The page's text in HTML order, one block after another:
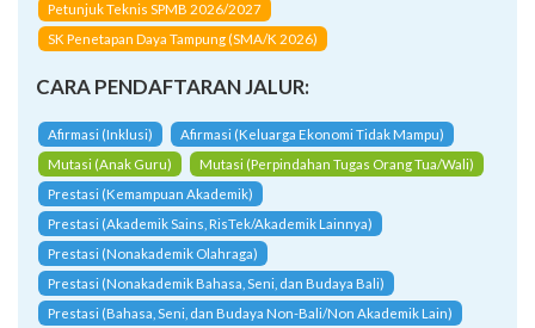
Petunjuk Teknis SPMB 2026/2027
SK Penetapan Daya Tampung (SMA/K 2026)
CARA PENDAFTARAN JALUR:
Afirmasi (Inklusi)
Afirmasi (Keluarga Ekonomi Tidak Mampu)
Mutasi (Anak Guru)
Mutasi (Perpindahan Tugas Orang Tua/Wali)
Prestasi (Kemampuan Akademik)
Prestasi (Akademik Sains, RisTek/Akademik Lainnya)
Prestasi (Nonakademik Olahraga)
Prestasi (Nonakademik Bahasa, Seni, dan Budaya Bali)
Prestasi (Bahasa, Seni, dan Budaya Non-Bali/Non Akademik Lain)